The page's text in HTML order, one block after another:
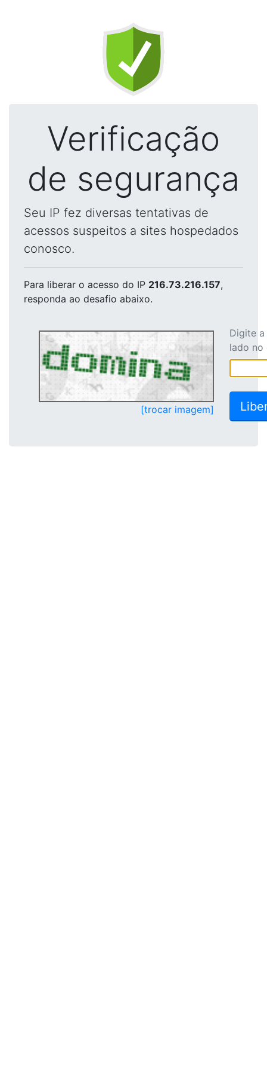
Verificação
de segurança
Seu IP fez diversas tentativas de
acessos suspeitos a sites hospedados
conosco.
Para liberar o acesso do IP 216.73.216.157,
responda ao desafio abaixo.
[trocar imagem]
Digite
lado no